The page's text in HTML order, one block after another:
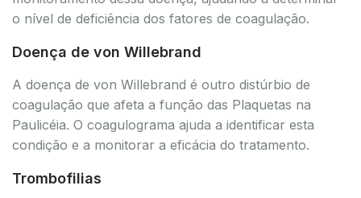
o nível de deficiência dos fatores de coagulação.
Doença de von Willebrand
A doença de von Willebrand é outro distúrbio de
coagulação que afeta a função das Plaquetas na
Paulicéia. O coagulograma ajuda a identificar esta
condição e a monitorar a eficácia do tratamento.
Trombofilias